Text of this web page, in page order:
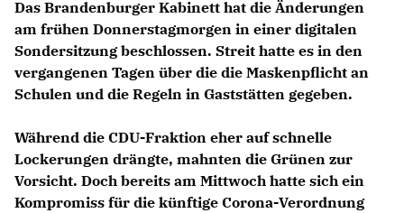
Das Brandenburger Kabinett hat die Änderungen
am frühen Donnerstagmorgen in einer digitalen
Sondersitzung beschlossen. Streit hatte es in den
vergangenen Tagen über die die Maskenpflicht an
Schulen und die Regeln in Gaststätten gegeben.
Während die CDU-Fraktion eher auf schnelle
Lockerungen drängte, mahnten die Grünen zur
Vorsicht. Doch bereits am Mittwoch hatte sich ein
Kompromiss für die künftige Corona-Verordnung